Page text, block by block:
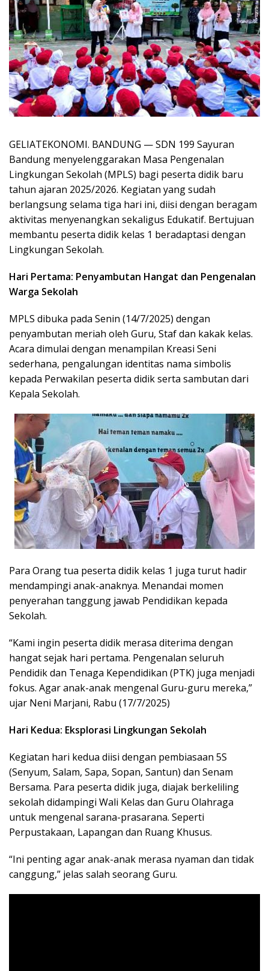
GELIATEKONOMI. BANDUNG — SDN 199 Sayuran
Bandung menyelenggarakan Masa Pengenalan
Lingkungan Sekolah (MPLS) bagi peserta didik baru
tahun ajaran 2025/2026. Kegiatan yang sudah
berlangsung selama tiga hari ini, diisi dengan beragam
aktivitas menyenangkan sekaligus Edukatif. Bertujuan
membantu peserta didik kelas 1 beradaptasi dengan
Lingkungan Sekolah.
Hari Pertama: Penyambutan Hangat dan Pengenalan
Warga Sekolah
MPLS dibuka pada Senin (14/7/2025) dengan
penyambutan meriah oleh Guru, Staf dan kakak kelas.
Acara dimulai dengan menampilan Kreasi Seni
sederhana, pengalungan identitas nama simbolis
kepada Perwakilan peserta didik serta sambutan dari
Kepala Sekolah.
Para Orang tua peserta didik kelas 1 juga turut hadir
mendampingi anak-anaknya. Menandai momen
penyerahan tanggung jawab Pendidikan kepada
Sekolah.
“Kami ingin peserta didik merasa diterima dengan
hangat sejak hari pertama. Pengenalan seluruh
Pendidik dan Tenaga Kependidikan (PTK) juga menjadi
fokus. Agar anak-anak mengenal Guru-guru mereka,”
ujar Neni Marjani, Rabu (17/7/2025)
Hari Kedua: Eksplorasi Lingkungan Sekolah
Kegiatan hari kedua diisi dengan pembiasaan 5S
(Senyum, Salam, Sapa, Sopan, Santun) dan Senam
Bersama. Para peserta didik juga, diajak berkeliling
sekolah didampingi Wali Kelas dan Guru Olahraga
untuk mengenal sarana-prasarana. Seperti
Perpustakaan, Lapangan dan Ruang Khusus.
“Ini penting agar anak-anak merasa nyaman dan tidak
canggung,” jelas salah seorang Guru.